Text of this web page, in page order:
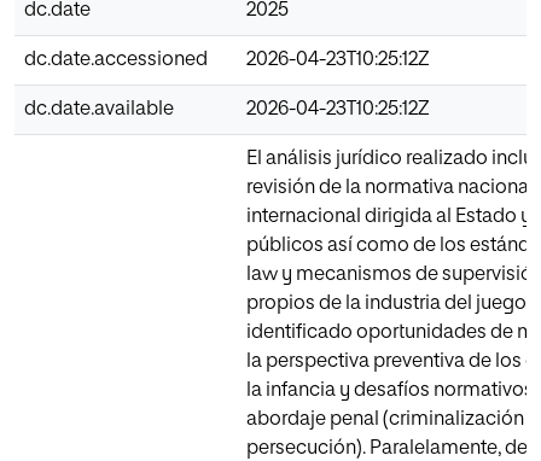
dc.date 2025
dc.date.accessioned 2026-04-23T10:25:12Z
dc.date.available 2026-04-23T10:25:12Z
El análisis jurídico realizado
revisión de la normativa nacional
internacional dirigida al Estado y
públicos así como de los
law y mecanismos de
propios de la industria del juego.
identificado oportunidades de
la perspectiva preventiva de los
la infancia y desafíos normativos
abordaje penal (criminalización y
persecución). Paralelamente,